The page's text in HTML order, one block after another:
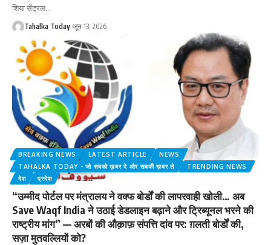
शिया सेंट्रल…
Tahalka Today जून 13, 2026
BREAKING NEWS LATEST ARTICLE
NEWS
TAHALKA TODAY - जो सबको ख़बर दे और सबकी ख़बर ले
TRENDING NEWS
देश
प्रदेश
“उम्मीद पोर्टल पर मंत्रालय ने वक्फ बोर्डों की लापरवाही खोली… अब
Save Waqf India ने उठाई डेडलाइन बढ़ाने और ट्रिब्यूनल भरने की
राष्ट्रीय मांग” — अरबों की औक़ाफ़ संपत्ति दांव पर: ग़लती बोर्डों की,
सज़ा मुतवल्लियों को?